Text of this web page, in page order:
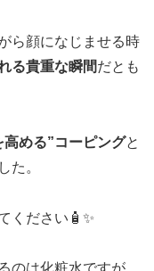
ら顔になじませる時
る貴重な瞬間だとも
める”コーピングと
た。
ください🧴✨